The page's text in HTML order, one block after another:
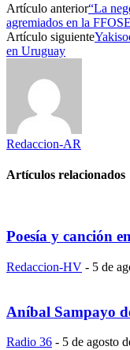
Artículo anterior“La
agremiados en la FFOSE
Artículo siguiente
en Uruguay
Redaccion-AR
Artículos relacionados
Poesía y canción
Redaccion-HV - 5 de
Aníbal Sampayo
Radio 36 - 5 de agosto